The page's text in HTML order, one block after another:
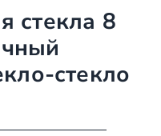
стекла 8
стекло